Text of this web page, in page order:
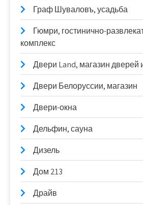
Граф Шуваловъ, усадьба
Гюмри, гостинично-
комплекс
Двери Land, магазин дверей
Двери Белоруссии, магазин
Двери-окна
Дельфин, сауна
Дизель
Дом 213
Драйв